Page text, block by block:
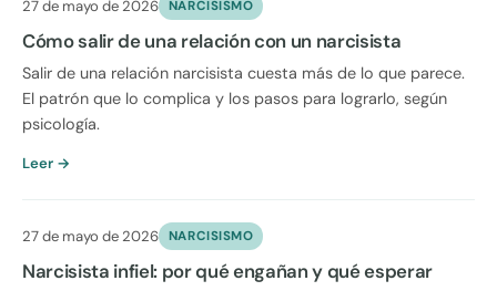
27 de mayo de 2026 NARCISISMO
Cómo salir de una relación con un narcisista
Salir de una relación narcisista cuesta más de lo que parece.
El patrón que lo complica y los pasos para lograrlo, según
psicología.
Leer →
27 de mayo de 2026 NARCISISMO
Narcisista infiel: por qué engañan y qué esperar